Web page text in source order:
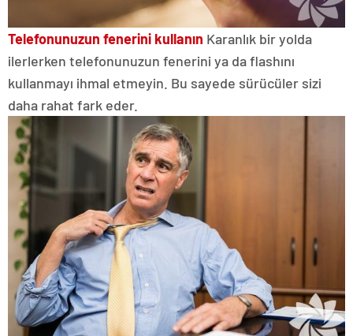
Telefonunuzun fenerini kullanın Karanlık bir yolda
ilerlerken telefonunuzun fenerini ya da flashını
kullanmayı ihmal etmeyin. Bu sayede sürücüler sizi
daha rahat fark eder.